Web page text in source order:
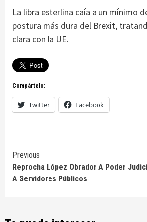
La libra esterlina caía a un mínimo
postura más dura del Brexit,
clara con la UE.
Compártelo:
Twitter Facebook
Continue
Reading
Previous
Reprocha López Obrador A Poder
A Servidores Públicos